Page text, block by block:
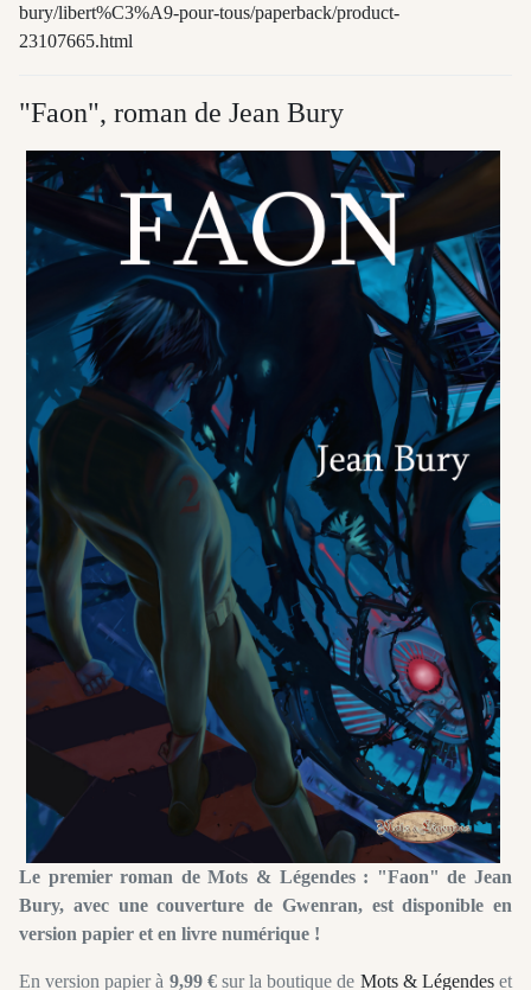
bury/libert%C3%A9-pour-tous/paperback/product-
23107665.html
"Faon", roman de Jean Bury
Le premier roman de Mots & Légendes : "Faon" de Jean
Bury, avec une couverture de Gwenran, est disponible en
version papier et en livre numérique !
En version papier à 9,99 €sur la boutique de Mots & Légendeset